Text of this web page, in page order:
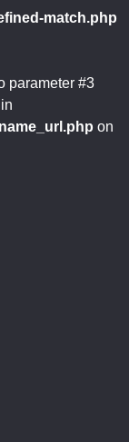
match.php
parameter #3
on